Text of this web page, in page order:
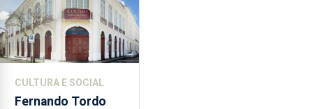
CULTURA E SOCIAL
Fernando Tordo